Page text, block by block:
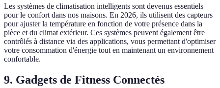
Les systèmes de climatisation intelligents sont devenus essentiels
pour le confort dans nos maisons. En 2026, ils utilisent des capteurs
pour ajuster la température en fonction de votre présence dans la
pièce et du climat extérieur. Ces systèmes peuvent également être
contrôlés à distance via des applications, vous permettant d'optimiser
votre consommation d'énergie tout en maintenant un environnement
confortable.
9. Gadgets de Fitness Connectés